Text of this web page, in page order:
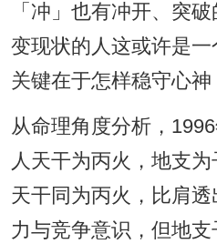
「冲」也有冲开、突
变现状的人这或许是一
关键在于怎样稳守心神
从命理角度分析，
人天干为丙火，地支
天干同为丙火，比肩
力与竞争意识，但地